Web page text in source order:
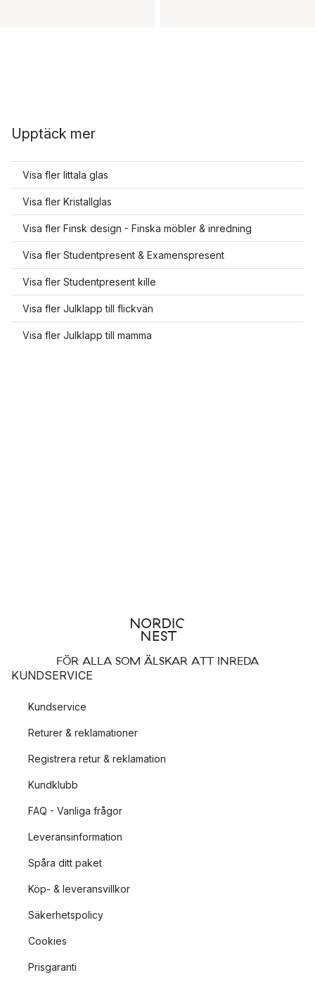
Upptäck mer
Visa fler Iittala glas
Visa fler Kristallglas
Visa fler Finsk design - Finska möbler & inredning
Visa fler Studentpresent & Examenspresent
Visa fler Studentpresent kille
Visa fler Julklapp till flickvän
Visa fler Julklapp till mamma
FÖR ALLA SOM ÄLSKAR ATT INREDA
KUNDSERVICE
Kundservice
Returer & reklamationer
Registrera retur & reklamation
Kundklubb
FAQ - Vanliga frågor
Leveransinformation
Spåra ditt paket
Köp- & leveransvillkor
Säkerhetspolicy
Cookies
Prisgaranti